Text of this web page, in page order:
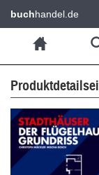
buchhandel.de